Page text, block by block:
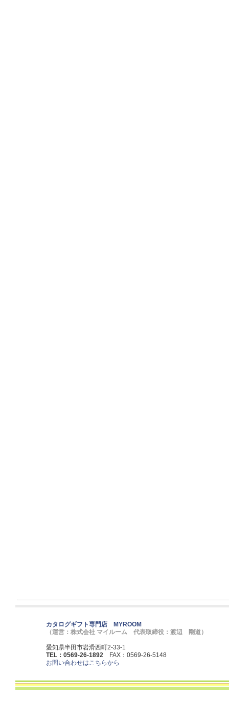
カタログギフト専門店 MYROOM
（運営：株式会社 マイルーム 代表取締役：渡辺 剛道）
愛知県半田市岩滑西町2-33-1
TEL：0569-26-1892 FAX：0569-26-5148
お問い合わせはこちらから